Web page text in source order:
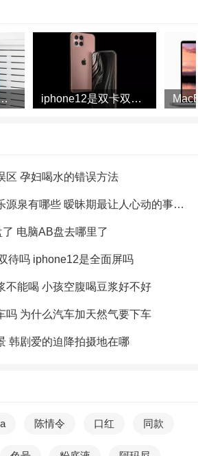
剖好 剖腹产一天中什么时间最好 iphone12是双卡双待吗 iphone12是全面屏吗
区 孕妇喝水的错误方法
当代女生五大快乐源泉有哪些 暧昧期最让人心动的事有哪些
电脑AB盘去哪里了
待吗 iphone12是全面屏吗
不能喝 小孩空腹喝豆浆好不好
吗 为什么汽车加天然气要下车
韩剧爱的迫降拍摄地在哪
陈情令 口红 同款